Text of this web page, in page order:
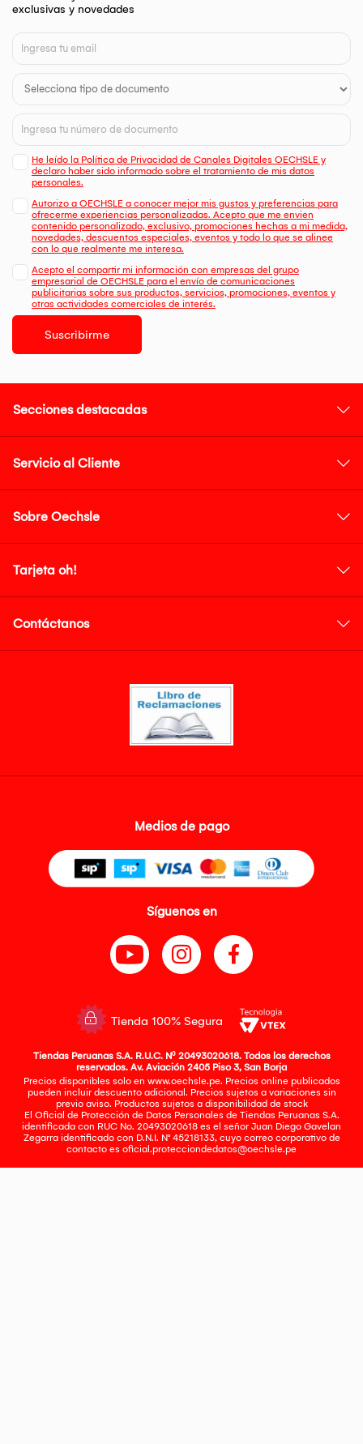
exclusivas y novedades
He leído la Política de Privacidad de Canales Digitales OECHSLE y
declaro haber sido informado sobre el tratamiento de mis datos
personales.
Autorizo a OECHSLE a conocer mejor mis gustos y preferencias para
ofrecerme experiencias personalizadas. Acepto que me envien
contenido personalizado, exclusivo, promociones hechas a mi medida,
novedades, descuentos especiales, eventos y todo lo que se alinee
con lo que realmente me interesa.
Acepto el compartir mi información con empresas del grupo
empresarial de OECHSLE para el envío de comunicaciones
publicitarias sobre sus productos, servicios, promociones, eventos y
otras actividades comerciales de interés.
Suscribirme
Secciones destacadas
Servicio al Cliente
Sobre Oechsle
Tarjeta oh!
Contáctanos
Medios de pago
Síguenos en
Tienda 100% Segura
Tiendas Peruanas S.A. R.U.C. Nº 20493020618. Todos los derechos
reservados. Av. Aviación 2405 Piso 3, San Borja
Precios disponibles solo en www.oechsle.pe. Precios online publicados
pueden incluir descuento adicional. Precios sujetos a variaciones sin
previo aviso. Productos sujetos a disponibilidad de stock
El Oficial de Protección de Datos Personales de Tiendas Peruanas S.A.
identificada con RUC No. 20493020618 es el señor Juan Diego Gavelan
Zegarra identificado con D.N.I. N° 45218133, cuyo correo corporativo de
contacto es oficial.protecciondedatos@oechsle.pe